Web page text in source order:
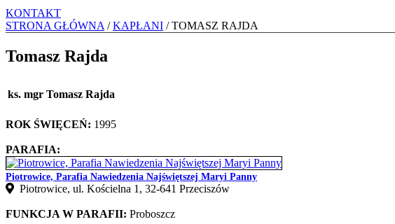
KONTAKT
STRONA GŁÓWNA /KAPŁANI / TOMASZ RAJDA
Tomasz Rajda
ks. mgr Tomasz Rajda
ROK ŚWIĘCEŃ: 1995
PARAFIA:
Piotrowice, Parafia Nawiedzenia Najświętszej Maryi Panny
Piotrowice, ul. Kościelna 1, 32-641 Przeciszów
FUNKCJA W PARAFII: Proboszcz